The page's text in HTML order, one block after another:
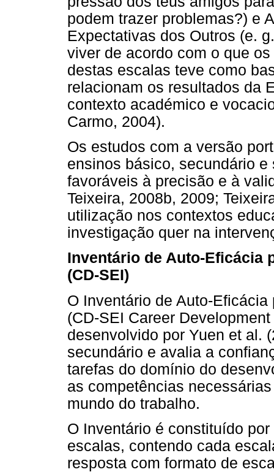
podem trazer problemas?) e
Expectativas dos Outros (e.
viver de acordo com o que
destas escalas teve como
relacionam os resultados da
contexto académico e
Carmo, 2004).
Os estudos com a versão
ensinos básico, secundário
favoráveis à precisão e à
Teixeira, 2008b, 2009;
utilização nos contextos
investigação quer na
Inventário de Auto-Eficácia
(CD-SEI)
O Inventário de Auto-
(CD-SEI Career
desenvolvido por Yuen et al.
secundário e avalia a
tarefas do domínio do
as competências
mundo do trabalho.
O Inventário é constituído
escalas, contendo cada
resposta com formato de